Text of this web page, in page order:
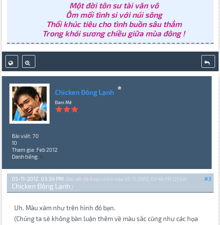
Một đời tôn sư tài văn võ
Ôm mối tình si với núi sông
Thổi khúc tiêu cho tình buồn sâu thẳm
Trong khói sương chiều giữa mùa đông !
Chicken Đông Lạnh
Đam Mê
Bài viết: 70
10
Tham gia: Feb 2012
Danh tiếng: 0
#3
05-11-2012, 03:34 PM (Bài viết đã được chỉnh sửa: 05-11-2012, 03:46 PM {2} bởi
Chicken Đông Lạnh .)
Uh. Màu xám như trên hình đó bạn.
(Chúng ta sẽ không bàn luận thêm về màu sắc cũng như các họa